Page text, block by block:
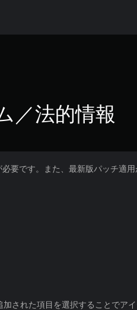
／法的情報
要です。また、最新版パッチ適
された項目を選択することでアイ